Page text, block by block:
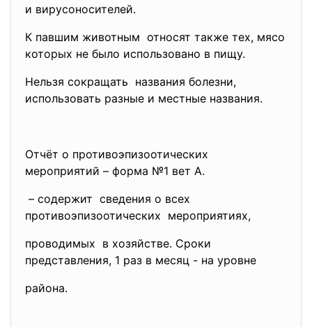
и вирусоносителей.
К павшим животным относят также тех, мясо
которых не было использовано в пищу.
Нельзя сокращать названия болезни,
использовать разные и местные названия.
Отчёт о противоэпизоотических
мероприятий – форма №1 вет А.
– содержит сведения о всех
противоэпизоотических мероприятиях,
проводимых в хозяйстве. Сроки
представления, 1 раз в месяц - на уровне
района.